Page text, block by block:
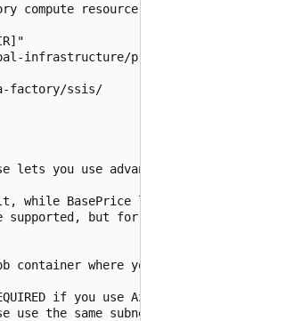
resource for running SSIS
infrastructure/products-by-region/table
factory/ssis/
you use advanced/premium features
while BasePrice lets you bring
but for other nodes, up to
container where your custom setup
if you use Azure SQL Database
use the same subnet as the one